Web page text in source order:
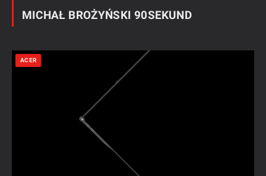
MICHAŁ BROŻYŃSKI 90SEKUND
ACER